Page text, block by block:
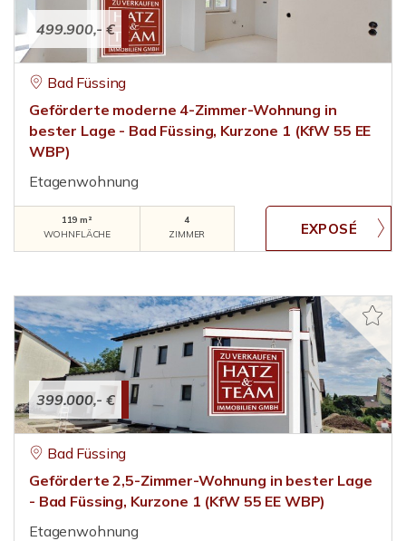
499.900,- €
Bad Füssing
Geförderte moderne 4-Zimmer-Wohnung in
bester Lage - Bad Füssing, Kurzone 1 (KfW 55 EE
WBP)
Etagenwohnung
119 m²
WOHNFLÄCHE
4
ZIMMER
399.000,- €
Bad Füssing
Geförderte 2,5-Zimmer-Wohnung in bester Lage
- Bad Füssing, Kurzone 1 (KfW 55 EE WBP)
Etagenwohnung